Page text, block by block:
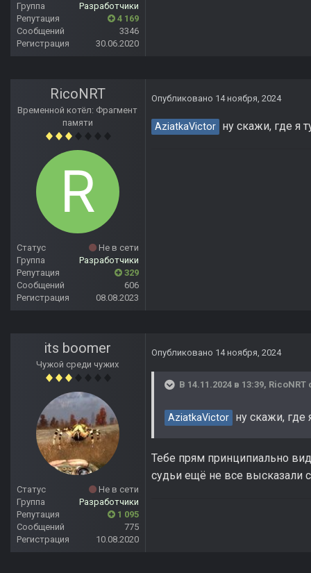
Группа
Разработчики
Репутация
4 169
Сообщений
3346
Регистрация
30.06.2020
RicoNRT
Временной котёл: Фрагмент
памяти
Статус
Не в сети
Группа
Разработчики
Репутация
329
Сообщений
606
Регистрация
08.08.2023
Опубликовано 14 ноября, 2024
AziatkaVictor ну скажи, где я
its boomer
Чужой среди чужих
Статус
Не в сети
Группа
Разработчики
Репутация
1 095
Сообщений
775
Регистрация
10.08.2020
Опубликовано 14 ноября, 2024
В 14.11.2024 в 13:39, RicoNRT
AziatkaVictor ну скажи, где
Тебе прям принципиально
судьи ещё не все высказали